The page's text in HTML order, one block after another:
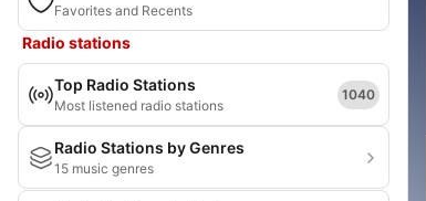
Favorites and Recents
Radio stations
Top Radio Stations
Most listened radio stations
1040
Radio Stations by Genres
15 music genres